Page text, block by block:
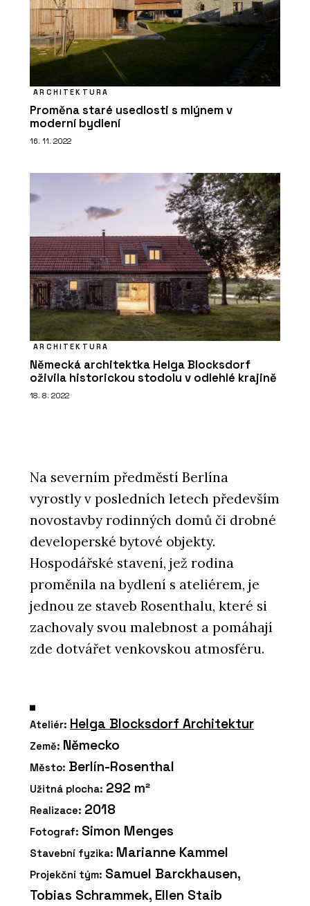
ARCHITEKTURA
Proměna staré usedlosti s mlýnem v
moderní bydlení
16. 11. 2022
ARCHITEKTURA
Německá architektka Helga Blocksdorf
oživila historickou stodolu v odlehlé krajině
18. 8. 2022
Na severním předměstí Berlína
vyrostly v posledních letech především
novostavby rodinných domů či drobné
developerské bytové objekty.
Hospodářské stavení, jež rodina
proměnila na bydlení s ateliérem, je
jednou ze staveb Rosenthalu, které si
zachovaly svou malebnost a pomáhají
zde dotvářet venkovskou atmosféru.
Ateliér: Helga Blocksdorf Architektur
Země: Německo
Město: Berlín-Rosenthal
Užitná plocha: 292 m²
Realizace: 2018
Fotograf: Simon Menges
Stavební fyzika: Marianne Kammel
Projekční tým: Samuel Barckhausen,
Tobias Schrammek, Ellen Staib